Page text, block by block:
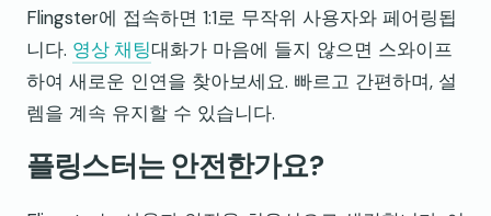
Flingster에 접속하면 1:1로 무작위 사용자와 페어링됩
니다. 영상 채팅대화가 마음에 들지 않으면 스와이프
하여 새로운 인연을 찾아보세요. 빠르고 간편하며, 설
렘을 계속 유지할 수 있습니다.
플링스터는 안전한가요?